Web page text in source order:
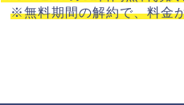
※無料期間の解約で、料金